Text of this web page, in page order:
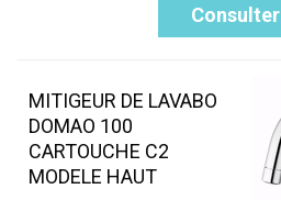
Consulter
MITIGEUR DE LAVABO
DOMAO 100
CARTOUCHE C2
MODELE HAUT